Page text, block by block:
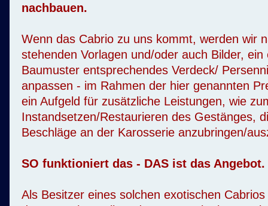
nachbauen.
Wenn das Cabrio zu uns kommt, werden wir
stehenden Vorlagen und/oder auch Bilder, ein
Baumuster entsprechendes Verdeck/
anpassen - im Rahmen der hier genannten
ein Aufgeld für zusätzliche Leistungen, wie
Instandsetzen/Restaurieren des Gestänges,
Beschläge an der Karosserie anzubringen/
SO funktioniert das - DAS ist das Angebot.
Als Besitzer eines solchen exotischen